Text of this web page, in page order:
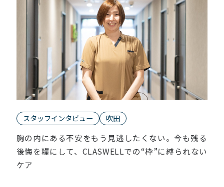
スタッフインタビュー 吹田
胸の内にある不安をもう見逃したくない。今も残る
後悔を糧にして、CLASWELLでの“枠”に縛られない
ケア